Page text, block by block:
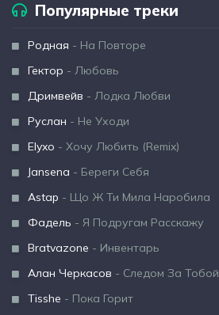
Популярные треки
Родная - На Повторе
Гектор - Любовь
Дримвейв - Лодка Любви
Руслан - Не Уходи
Elyxo - Хочу Любить (Remix)
Jansena - Береги Себя
Astap - Що Ж Ти Мила Наробила
Фадель - Я Подругам Расскажу
Bratvazone - Инвентарь
Алан Черкасов - Следом За Тобой
Tisshe - Пока Горит